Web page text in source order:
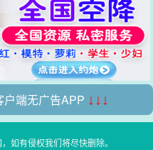
端无广告APP ↓↓↓
如有侵权我们将尽快删除。